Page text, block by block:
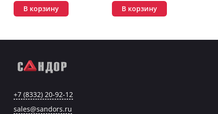
В корзину В корзину
+7 (8332) 20-92-12
sales@sandors.ru